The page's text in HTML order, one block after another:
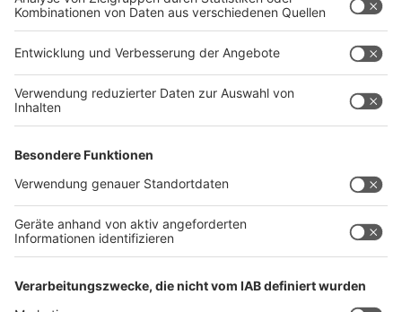
Umdrehungen/min wird die Wäsche zwar schneller
trocken, aber bei 1000 U/min hält der Kühleffekt
länger. Falls die Wäsche am nächsten Morgen noch
nicht trocken ist: kurz nach draußen hängen. In der
gleißenden Sonne trocknet manches Wäschestück in
Anzeige
Anzeige